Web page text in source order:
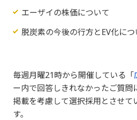
エーザイの株価について
脱炭素の今後の行方とEV化に
毎週月曜21時から開催している「
ー内で回答しきれなかったご質
掲載を考慮して選択採用とさせ
す。